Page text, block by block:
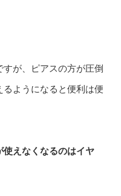
が、ピアスの方が圧倒
ようになると便利は便
えなくなるのはイヤ